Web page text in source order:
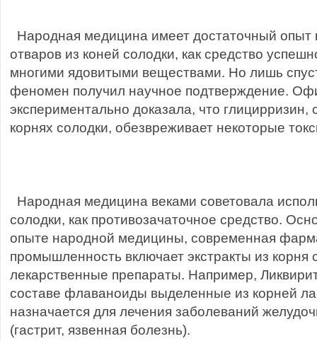
Народная медицина имеет достаточный опыт
отваров из коней солодки, как средство
многими ядовитыми веществами. Но лишь
феномен получил научное подтверждение.
экспериментально доказала, что
корнях солодки, обезвреживает некоторые
Народная медицина веками советовала
солодки, как противозачаточное средство.
опыте народной медицины, современная
промышленность включает экстракты из корня
лекарственные препараты. Например,
составе флаваноиды выделенные из корней
назначается для лечения заболеваний
(гастрит, язвенная болезнь).